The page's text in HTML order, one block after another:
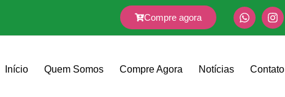
Compre agora
Início Quem Somos Compre Agora Notícias Contato